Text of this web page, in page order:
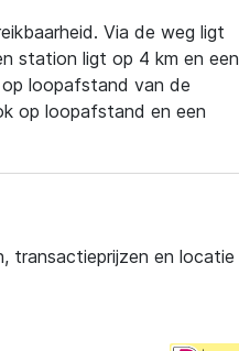
Via de weg ligt
station ligt op 4 km en een
loopafstand van de
op loopafstand en een
transactieprijzen en locatie